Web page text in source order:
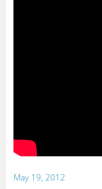
May 19, 2012